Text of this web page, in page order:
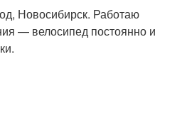
Новосибирск. Работаю
— велосипед постоянно и